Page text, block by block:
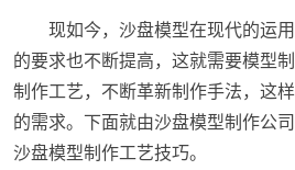
现如今，沙盘模型在现代的运
的要求也不断提高，这就需要模型
制作工艺，不断革新制作手法，这
的需求。下面就由沙盘模型制作公
沙盘模型制作工艺技巧。